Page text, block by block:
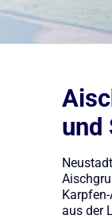
und
aus der